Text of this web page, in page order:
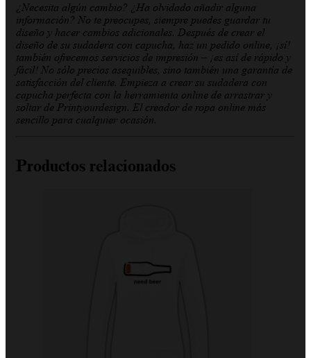
¿Necesita algún cambio? ¿Ha olvidado añadir alguna
información? No te preocupes, siempre puedes guardar tu
diseño y hacer cambios adicionales. Después de crear el
diseño de su sudadera con capucha, haz un pedido online, ¡sí!
también ofrecemos servicios de impresión – ¡es así de rápido y
fácil! No sólo precios asequibles, sino también una garantía de
satisfacción del cliente. Empieza a crear su sudadera con
capucha perfecta con la herramienta online de arrastrar y
soltar de Printyourdesign. El creador de ropa online más
sencillo para cualquier ocasión.
Productos relacionados